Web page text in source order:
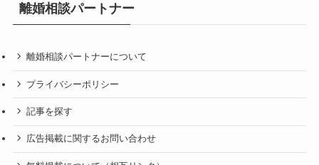
離婚相談パートナー
離婚相談パートナーについて
プライバシーポリシー
記事を探す
広告掲載に関するお問い合わせ